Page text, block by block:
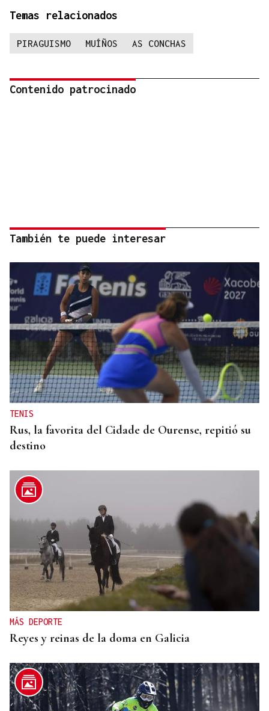
Temas relacionados
PIRAGUISMO MUÍÑOS AS CONCHAS
Contenido patrocinado
También te puede interesar
TENIS
Rus, la favorita del Cidade de Ourense, repitió su
destino
MÁS DEPORTE
Reyes y reinas de la doma en Galicia